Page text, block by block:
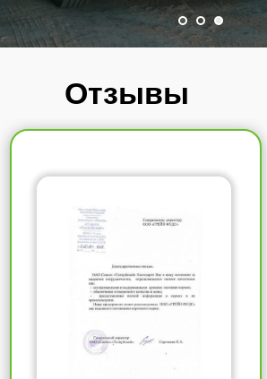
Отзывы